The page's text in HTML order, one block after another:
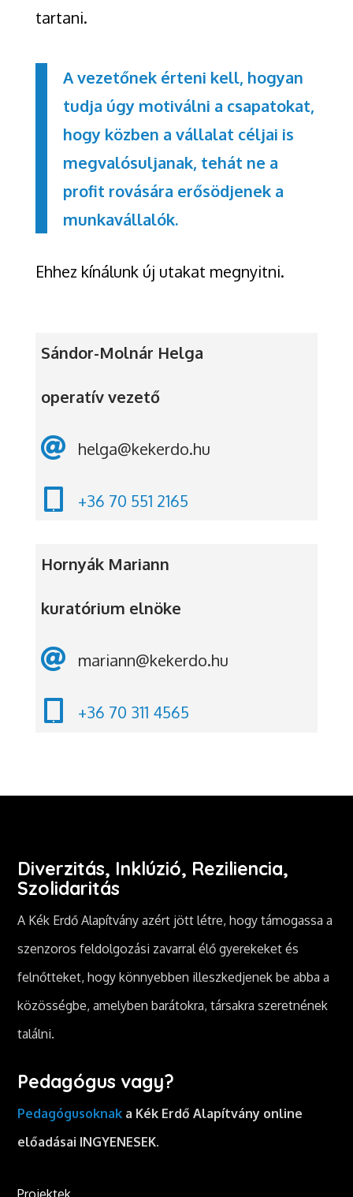
tartani.
A vezetőnek érteni kell, hogyan
tudja úgy motiválni a csapatokat,
hogy közben a vállalat céljai is
megvalósuljanak, tehát ne a
profit rovására erősödjenek a
munkavállalók.
Ehhez kínálunk új utakat megnyitni.
Sándor-Molnár Helga
operatív vezető
 helga@kekerdo.hu
+36 70 551 2165
Hornyák Mariann
kuratórium elnöke
 mariann@kekerdo.hu
+36 70 311 4565
Diverzitás, Inklúzió, Reziliencia,
Szolidaritás
A Kék Erdő Alapítvány azért jött létre, hogy támogassa a
szenzoros feldolgozási zavarral élő gyerekeket és
felnőtteket, hogy könnyebben illeszkedjenek be abba a
közösségbe, amelyben barátokra, társakra szeretnének
találni.
Pedagógus vagy?
Pedagógusoknak a Kék Erdő Alapítvány online
előadásai INGYENESEK.
Projektek